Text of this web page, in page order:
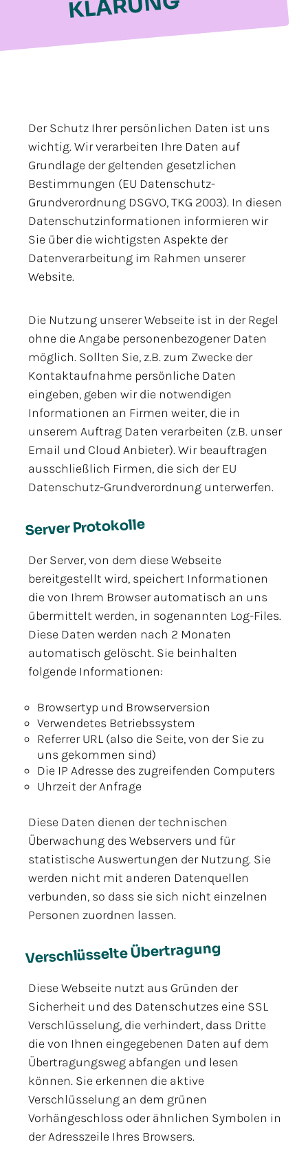
Der Schutz Ihrer persönlichen Daten ist uns
wichtig. Wir verarbeiten Ihre Daten auf
Grundlage der geltenden gesetzlichen
Bestimmungen (EU Datenschutz-
Grundverordnung DSGVO, TKG 2003). In diesen
Datenschutzinformationen informieren wir
Sie über die wichtigsten Aspekte der
Datenverarbeitung im Rahmen unserer
Website.
Die Nutzung unserer Webseite ist in der Regel
ohne die Angabe personenbezogener Daten
möglich. Sollten Sie, z.B. zum Zwecke der
Kontaktaufnahme persönliche Daten
eingeben, geben wir die notwendigen
Informationen an Firmen weiter, die in
unserem Auftrag Daten verarbeiten (z.B. unser
Email und Cloud Anbieter). Wir beauftragen
ausschließlich Firmen, die sich der EU
Datenschutz-Grundverordnung unterwerfen.
Server Protokolle
Der Server, von dem diese Webseite
bereitgestellt wird, speichert Informationen
die von Ihrem Browser automatisch an uns
übermittelt werden, in sogenannten Log-Files.
Diese Daten werden nach 2 Monaten
automatisch gelöscht. Sie beinhalten
folgende Informationen:
Browsertyp und Browserversion
Verwendetes Betriebssystem
Referrer URL (also die Seite, von der Sie zu
uns gekommen sind)
Die IP Adresse des zugreifenden Computers
Uhrzeit der Anfrage
Diese Daten dienen der technischen
Überwachung des Webservers und für
statistische Auswertungen der Nutzung. Sie
werden nicht mit anderen Datenquellen
verbunden, so dass sie sich nicht einzelnen
Personen zuordnen lassen.
Verschlüsselte Übertragung
Diese Webseite nutzt aus Gründen der
Sicherheit und des Datenschutzes eine SSL
Verschlüsselung, die verhindert, dass Dritte
die von Ihnen eingegebenen Daten auf dem
Übertragungsweg abfangen und lesen
können. Sie erkennen die aktive
Verschlüsselung an dem grünen
Vorhängeschloss oder ähnlichen Symbolen in
der Adresszeile Ihres Browsers.